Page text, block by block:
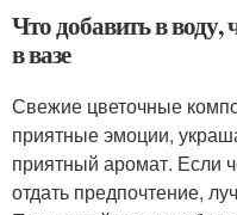
Что добавить в
в вазе
Свежие цветочные
приятные эмоции,
приятный аромат. Если
отдать предпочтение,